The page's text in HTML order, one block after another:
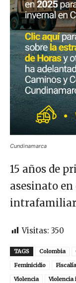
Cundinamarca
15 años de
asesinato en
intrafamiliar
Visitas: 350
TAGS Colombia
Feminicidio
Fiscalía
Violencia